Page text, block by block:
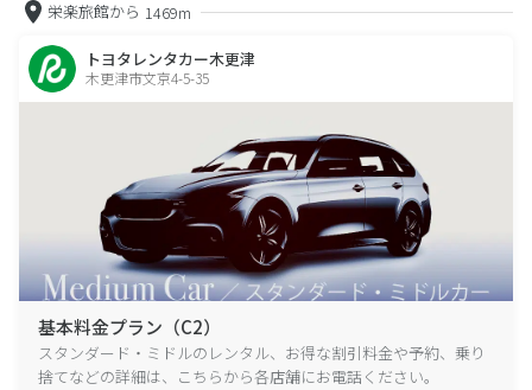
栄楽旅館から 1469m
トヨタレンタカー木更津
木更津市文京4-5-35
基本料金プラン（C2）
スタンダード・ミドルのレンタル、お得な割引料金や予約、乗り
捨てなどの詳細は、こちらから各店舗にお電話ください。